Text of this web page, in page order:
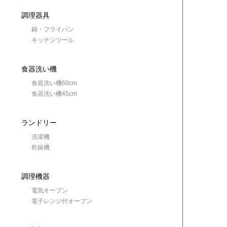
調理器具
鍋・フライパン
キッチンツール
食器洗い機
食器洗い機60cm
食器洗い機45cm
ランドリー
洗濯機
乾燥機
調理機器
電気オーブン
電子レンジ付オーブン